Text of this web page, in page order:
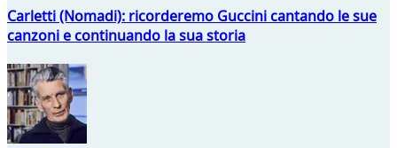
Carletti (Nomadi): ricorderemo Guccini cantando le sue
canzoni e continuando la sua storia